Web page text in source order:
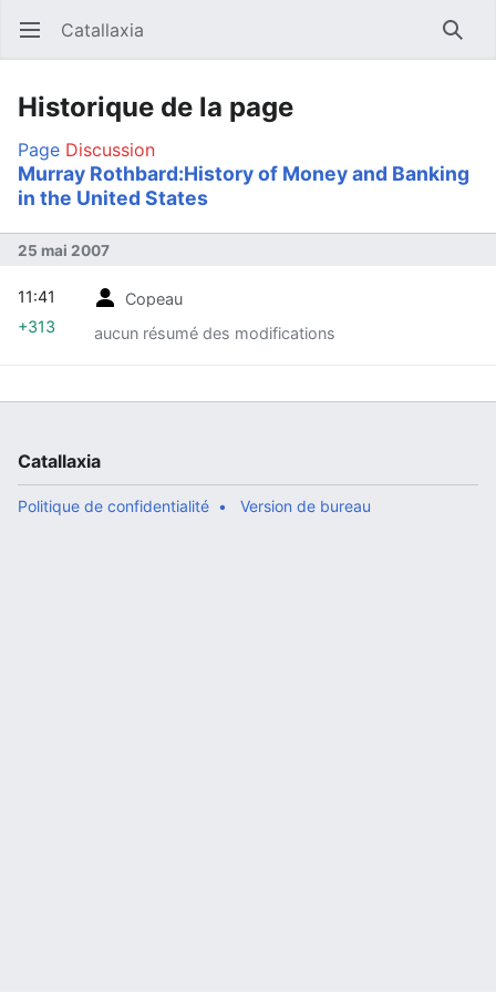
Ouvrir le menu principal Catallaxia
Historique de la page
Page Discussion
Murray Rothbard:History of Money and Banking
in the United States
25 mai 2007
Copeau
aucun résumé des modifications
11:41
+313
Catallaxia
Politique de confidentialité Version de bureau